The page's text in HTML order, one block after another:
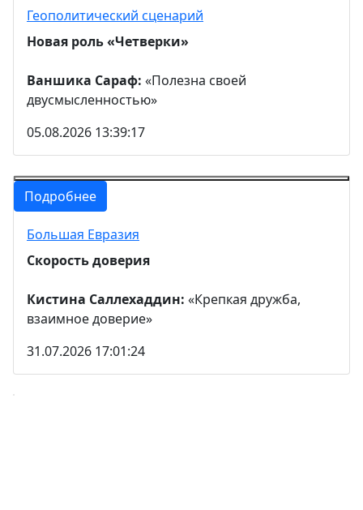
Геополитический сценарий
Новая роль «Четверки»
Ваншика Сараф: «Полезна своей
двусмысленностью»
05.08.2026 13:39:17
Подробнее
Большая Евразия
Скорость доверия
Кистина Саллехаддин: «Крепкая дружба,
взаимное доверие»
31.07.2026 17:01:24